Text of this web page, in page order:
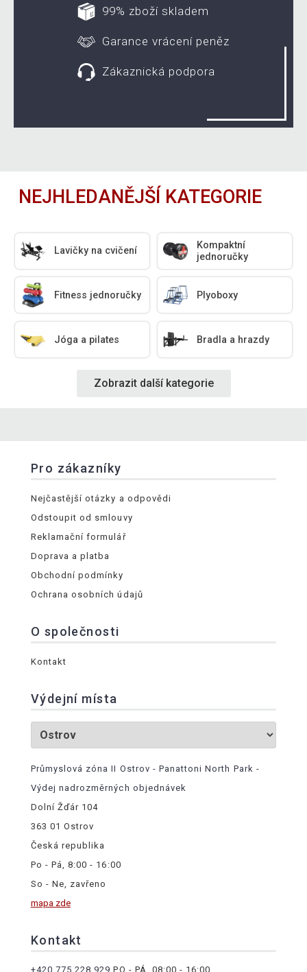
99% zboží skladem
Garance vrácení peněz
Zákaznická podpora
NEJHLEDANĚJŠÍ KATEGORIE
Lavičky na cvičení
Kompaktní
jednoručky
Fitness jednoručky Plyoboxy
Jóga a pilates Bradla a hrazdy
Zobrazit další kategorie
Pro zákazníky
Nejčastější otázky a odpovědi
Odstoupit od smlouvy
Reklamační formulář
Doprava a platba
Obchodní podmínky
Ochrana osobních údajů
O společnosti
Kontakt
Výdejní místa
Průmyslová zóna II Ostrov - Panattoni North Park -
Výdej nadrozměrných objednávek
Dolní Žďár 104
363 01 Ostrov
Česká republika
Po - Pá, 8:00 - 16:00
So - Ne, zavřeno
mapa zde
Kontakt
+420 775 228 929 PO - PÁ, 08:00 - 16:00